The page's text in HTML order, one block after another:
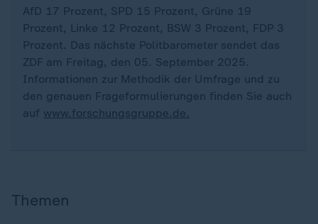
AfD 17 Prozent, SPD 15 Prozent, Grüne 19
Prozent, Linke 12 Prozent, BSW 3 Prozent, FDP 3
Prozent. Das nächste Politbarometer sendet das
ZDF am Freitag, den 05. September 2025.
Informationen zur Methodik der Umfrage und zu
den genauen Frageformulierungen finden Sie auch
auf www.forschungsgruppe.de.
Themen